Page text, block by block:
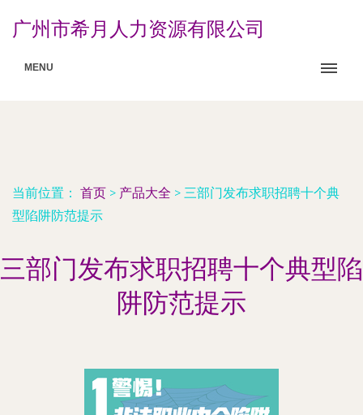
广州市希月人力资源有限公司
MENU
当前位置： 首页 > 产品大全 > 三部门发布求职招聘十个典
型陷阱防范提示
三部门发布求职招聘十个典型陷
阱防范提示